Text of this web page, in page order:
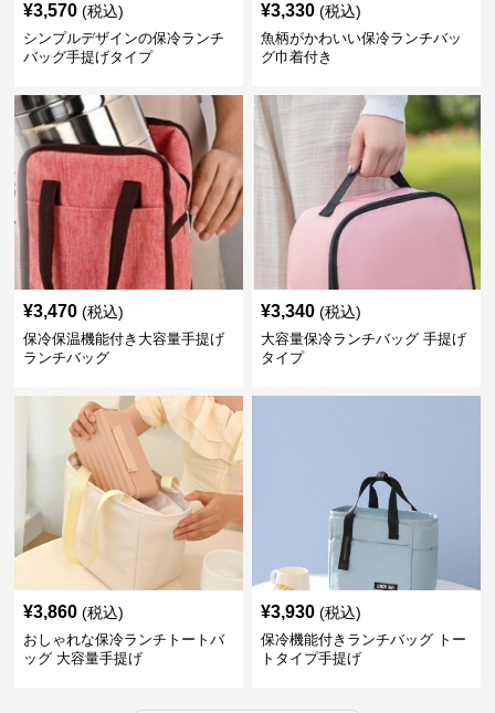
¥3,570 (税込)
シンプルデザインの保冷ランチ
バッグ手提げタイプ
¥3,330 (税込)
魚柄がかわいい保冷ランチバッ
グ巾着付き
¥3,470 (税込)
保冷保温機能付き大容量手提げ
ランチバッグ
¥3,340 (税込)
大容量保冷ランチバッグ 手提げ
タイプ
¥3,860 (税込)
おしゃれな保冷ランチトートバ
ッグ 大容量手提げ
¥3,930 (税込)
保冷機能付きランチバッグ トー
トタイプ手提げ